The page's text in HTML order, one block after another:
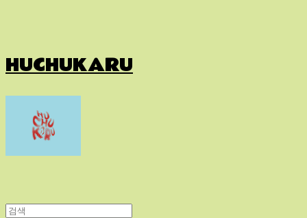
HUCHUKARU